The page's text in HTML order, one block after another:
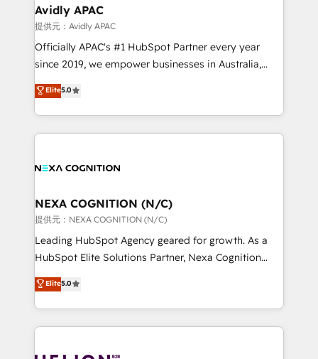
traffic, generates better leads and crushes your
revenue goals. We've worked with thousands of
HubSpot customers and we'd love to work with you
too! Clients come to us for: Advanced CRM solutions
HubSpot Data System Migrations between systems
to HubSpot New lead generation strategies Time-
Avidly APAC
提供元：Avidly APAC
Officially APAC's #1 HubSpot Partner every year
since 2019, we empower businesses in Australia,
New Zealand, and globally to realise their full
potential through enterprise HubSpot CRM
implementation. And we deliver best practice across
the whole HubSpot platform, covering marketing,
all businesses, from start-up to Enterprise, and have
the world. Our human approach to digital
transformation is designed for businesses who want
to grow. And we're passionate about APAC
businesses leading the world in technology, agility
record migrating businesses from CRM & Marketing
Platforms such as Salesforce, Dynamics, Pipedrive,
with attract and retain customers, manage their
Elite5.0
NEXA COGNITION (N/C)
提供元：NEXA COGNITION (N/C)
Leading HubSpot Agency geared for growth. As a
HubSpot Elite Solutions Partner, Nexa Cognition
ranks in the top 1% of global HubSpot Partners and
has been one of the longest-standing partners since
2012. We empower businesses to harness the full
potential of HubSpot by combining strategic
Elite5.0